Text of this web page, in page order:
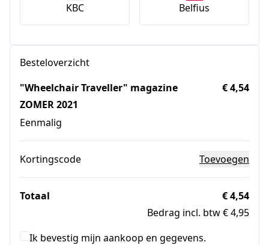
KBC Belfius
Besteloverzicht
"Wheelchair Traveller" magazine
ZOMER 2021
Eenmalig
€ 4,54
Kortingscode Toevoegen
Totaal
€ 4,54
Bedrag incl. btw € 4,95
Ik bevestig mijn aankoop en gegevens.